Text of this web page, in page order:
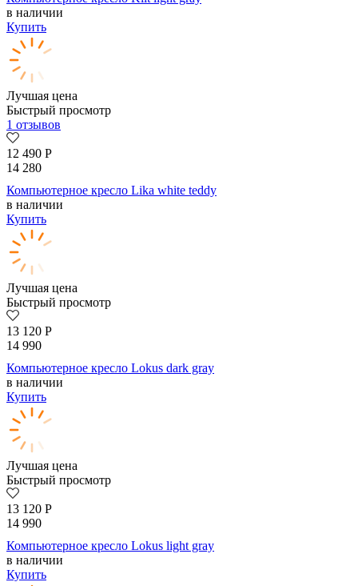
в наличии
Купить
Лучшая цена
Быстрый просмотр
1 отзывов
12 490 Р
14 280
Компьютерное кресло Lika white teddy
в наличии
Купить
Лучшая цена
Быстрый просмотр
13 120 Р
14 990
Компьютерное кресло Lokus dark gray
в наличии
Купить
Лучшая цена
Быстрый просмотр
13 120 Р
14 990
Компьютерное кресло Lokus light gray
в наличии
Купить